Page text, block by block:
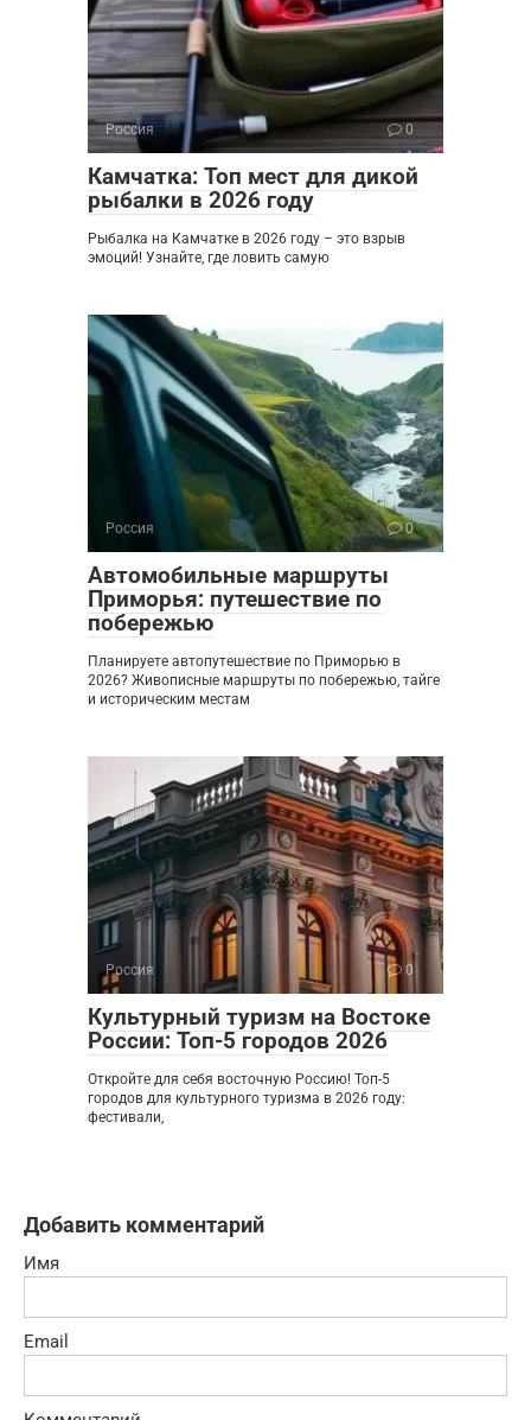
Россия 0
Камчатка: Топ мест для дикой
рыбалки в 2026 году
Рыбалка на Камчатке в 2026 году – это взрыв
эмоций! Узнайте, где ловить самую
Россия 0
Автомобильные маршруты
Приморья: путешествие по
побережью
Планируете автопутешествие по Приморью в
2026? Живописные маршруты по побережью, тайге
и историческим местам
Россия 0
Культурный туризм на Востоке
России: Топ-5 городов 2026
Откройте для себя восточную Россию! Топ-5
городов для культурного туризма в 2026 году:
фестивали,
Добавить комментарий
Имя
Email